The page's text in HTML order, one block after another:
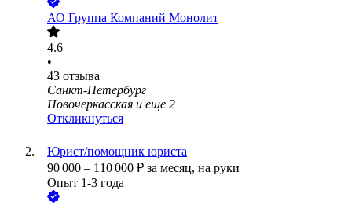
АО Группа Компаний Монолит
4.6
•
43 отзыва
Санкт-Петербург
Новочеркасская и еще 2
Откликнуться
Юрист/помощник юриста
90 000 – 110 000 ₽ за месяц, на руки
Опыт 1-3 года